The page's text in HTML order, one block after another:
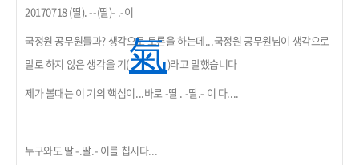
20170718 (딸). --(딸)- .-이
국정원 공무원들과? 생각으로 토론을 하는데...국정원 공무원님이 생각으로
말로 하지 않은 생각을 기(氣)라고 말했습니다
제가 볼때는 이 기의 핵심이...바로 -딸 . -딸.- 이 다....
누구와도 딸 -.딸.- 이를 칩시다...